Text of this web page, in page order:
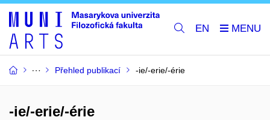
EN
Přehled publikací -ie/-erie/-érie
-ie/-erie/-érie